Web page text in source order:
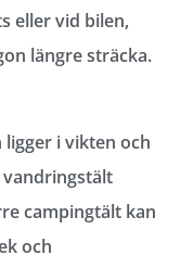
eller vid bilen,
längre sträcka.
i vikten och
campingtält kan
och